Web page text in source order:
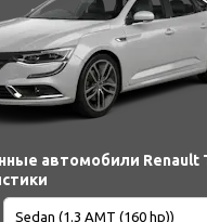
автомобили Renault